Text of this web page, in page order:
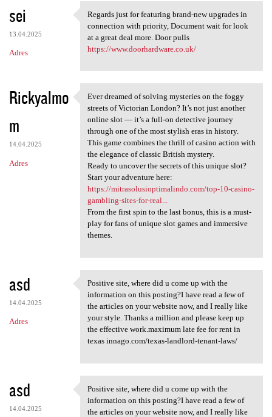
sei
13.04.2025
Adres
Regards just for featuring
Regards just for featuring brand-new upgrades in
connection with priority, Document wait for look
at a great deal more. Door pulls
https://www.doorhardware.co.uk/
Rickyalmo
m
14.04.2025
Adres
Ever dreamed of solving
Ever dreamed of solving mysteries on the foggy
streets of Victorian London? It’s not just another
online slot — it’s a full-on detective journey
through one of the most stylish eras in history.
This game combines the thrill of casino action with
the elegance of classic British mystery.
Ready to uncover the secrets of this unique slot?
Start your adventure here:
https://mitrasolusioptimalindo.com/top-10-casino-
gambling-sites-for-real...
From the first spin to the last bonus, this is a must-
play for fans of unique slot games and immersive
themes.
asd
14.04.2025
Adres
Positive site, where did u
Positive site, where did u come up with the
information on this posting?I have read a few of
the articles on your website now, and I really like
your style. Thanks a million and please keep up
the effective work.maximum late fee for rent in
texas innago.com/texas-landlord-tenant-laws/
asd
14.04.2025
Positive site, where did u
Positive site, where did u come up with the
information on this posting?I have read a few of
the articles on your website now, and I really like